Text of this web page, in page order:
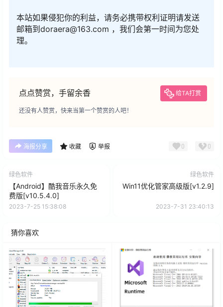
本站如果侵犯你的利益，请务必携带权利证明请发送
邮箱到doraera@163.com ，我们会第一时间为您处
理。
点点赞赏，手留余香 给TA打赏
还没有人赞赏，快来当第一个赞赏的人吧！
海报分享 收藏 举报 0 0
绿色软件
【Android】酷我音乐永久免
费版[v10.5.4.0]
2023-7-25 15:38:08
绿色软件
Win11优化管家高级版[v1.2.9]
2023-7-31 23:40:13
猜你喜欢